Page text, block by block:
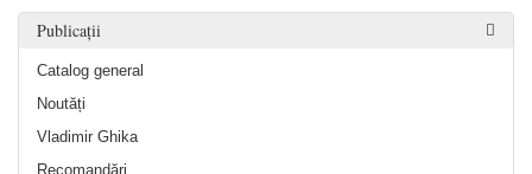
Publicații
Catalog general
Noutăți
Vladimir Ghika
Recomandări